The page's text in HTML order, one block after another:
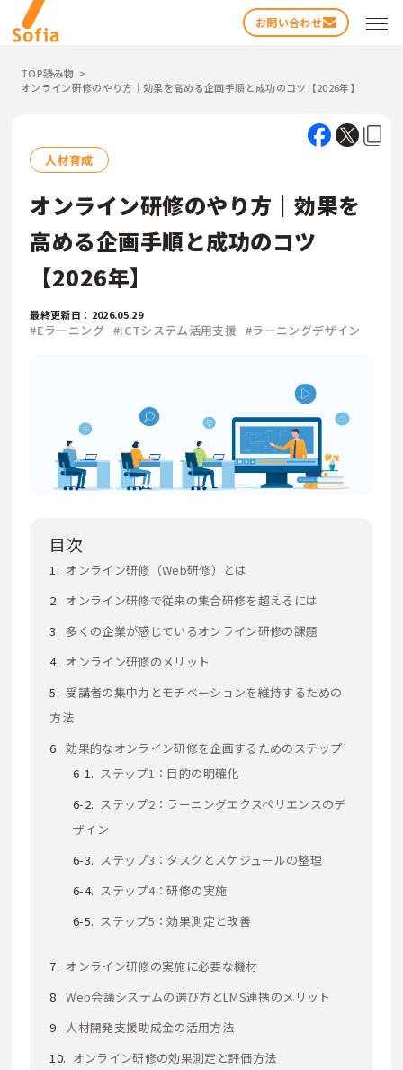
お問い合わせ
する
TOP読み物
オンライン研修のやり方｜効果を高める企画手順と成功のコツ【2026年】
人材育成
オンライン研修のやり方｜効果を
高める企画手順と成功のコツ
【2026年】
最終更新日：2026.05.29
#Eラーニング #ICTシステム活用支援 #ラーニングデザイン
目次
オンライン研修（Web研修）とは
オンライン研修で従来の集合研修を超えるには
多くの企業が感じているオンライン研修の課題
オンライン研修のメリット
受講者の集中力とモチベーションを維持するための
方法
効果的なオンライン研修を企画するためのステップ
ステップ1：目的の明確化
ステップ2：ラーニングエクスペリエンスのデ
ザイン
ステップ3：タスクとスケジュールの整理
ステップ4：研修の実施
ステップ5：効果測定と改善
オンライン研修の実施に必要な機材
Web会議システムの選び方とLMS連携のメリット
人材開発支援助成金の活用方法
オンライン研修の効果測定と評価方法